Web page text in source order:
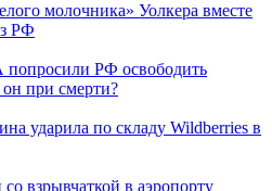
молочника» Уолкера вместе
РФ
РФ освободить
при смерти?
ударила по складу Wildberries в
взрывчаткой в аэропорту